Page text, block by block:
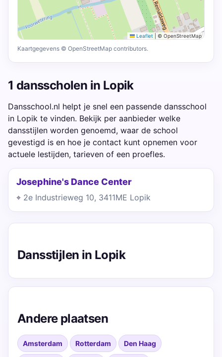
Leaflet © OpenStreetMap
Kaartgegevens © OpenStreetMap contributors.
1 dansscholen in Lopik
Dansschool.nl helpt je snel een passende dansschool
in Lopik te vinden. Bekijk per aanbieder welke
dansstijlen worden genoemd, waar de school
gevestigd is en hoe je contact kunt opnemen voor
actuele lestijden, tarieven of een proefles.
Josephine's Dance Center
2e Industrieweg 10, 3411ME Lopik
Dansstijlen in Lopik
Andere plaatsen
Amsterdam Rotterdam Den Haag